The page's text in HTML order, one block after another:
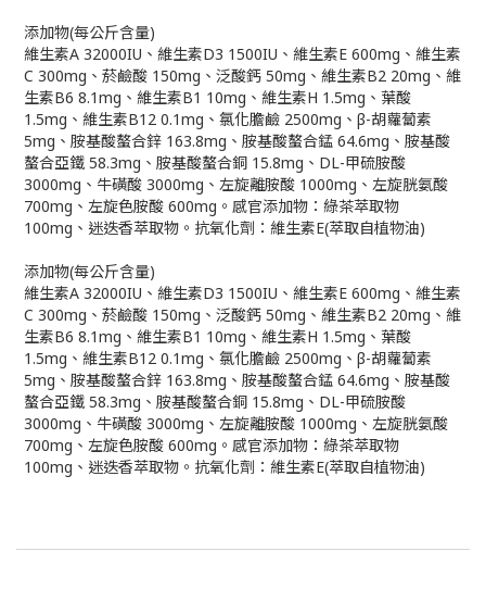
添加物(每公斤含量)
維生素A 32000IU、維生素D3 1500IU、維生素E 600mg、維生素
C 300mg、菸鹼酸 150mg、泛酸鈣 50mg、維生素B2 20mg、維
生素B6 8.1mg、維生素B1 10mg、維生素H 1.5mg、葉酸
1.5mg、維生素B12 0.1mg、氯化膽鹼 2500mg、β-胡蘿蔔素
5mg、胺基酸螯合鋅 163.8mg、胺基酸螯合錳 64.6mg、胺基酸
螯合亞鐵 58.3mg、胺基酸螯合銅 15.8mg、DL-甲硫胺酸
3000mg、牛磺酸 3000mg、左旋離胺酸 1000mg、左旋胱氨酸
700mg、左旋色胺酸 600mg。感官添加物：綠茶萃取物
100mg、迷迭香萃取物。抗氧化劑：維生素E(萃取自植物油)
添加物(每公斤含量)
維生素A 32000IU、維生素D3 1500IU、維生素E 600mg、維生素
C 300mg、菸鹼酸 150mg、泛酸鈣 50mg、維生素B2 20mg、維
生素B6 8.1mg、維生素B1 10mg、維生素H 1.5mg、葉酸
1.5mg、維生素B12 0.1mg、氯化膽鹼 2500mg、β-胡蘿蔔素
5mg、胺基酸螯合鋅 163.8mg、胺基酸螯合錳 64.6mg、胺基酸
螯合亞鐵 58.3mg、胺基酸螯合銅 15.8mg、DL-甲硫胺酸
3000mg、牛磺酸 3000mg、左旋離胺酸 1000mg、左旋胱氨酸
700mg、左旋色胺酸 600mg。感官添加物：綠茶萃取物
100mg、迷迭香萃取物。抗氧化劑：維生素E(萃取自植物油)